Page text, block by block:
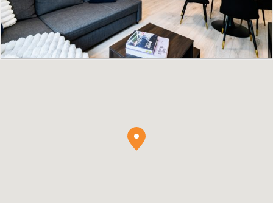
KONTAKTI